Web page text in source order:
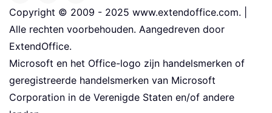
Copyright © 2009 - 2025 www.extendoffice.com. |
Alle rechten voorbehouden. Aangedreven door
ExtendOffice.
Microsoft en het Office-logo zijn handelsmerken of
geregistreerde handelsmerken van Microsoft
Corporation in de Verenigde Staten en/of andere